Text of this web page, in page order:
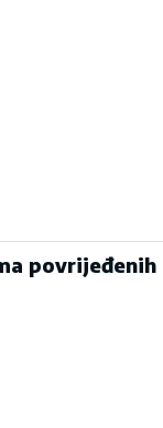
povrijeđenih